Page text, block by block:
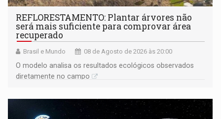
REFLORESTAMENTO: Plantar árvores não
será mais suficiente para comprovar área
recuperado
Brasil e Mundo 08 de Agosto de 2026 às 20:00
O modelo analisa os resultados ecológicos observados
diretamente no campo